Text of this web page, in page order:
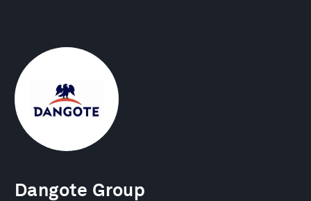
Dangote Group